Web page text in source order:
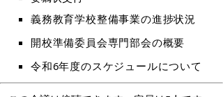
義務教育学校整備事業の進捗状況
開校準備委員会専門部会の概要
令和6年度のスケジュールについて